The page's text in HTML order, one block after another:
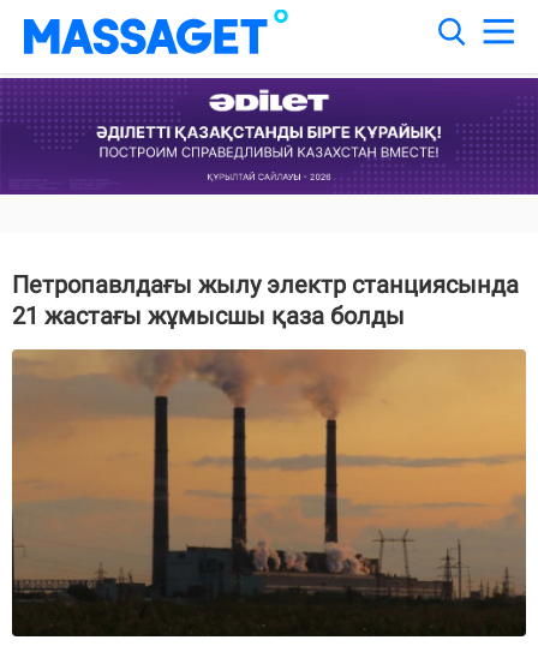
Петропавлдағы жылу электр станциясында
21 жастағы жұмысшы қаза болды